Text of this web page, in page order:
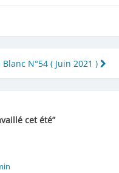
Blanc N°54 ( Juin 2021 )
cet été”